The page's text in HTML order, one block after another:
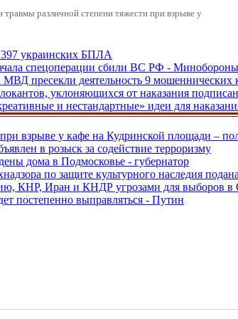
различной степени тяжести при взрыве у
украинских БПЛА
спецоперации сбили ВС РФ - Минобороны
пресекли деятельность 9 мошеннических
уклоняющихся от наказания
и нестандартные» идеи для
при взрыве у кафе на Кудринской площади
в розыск за содействие терроризму
дома в Подмосковье - губернатор
по защите культурного наследия
КНР, Иран и КНДР угрозами для выборов
постепенно выправляться - Путин